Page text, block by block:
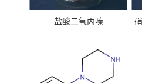
盐酸二氧丙嗪